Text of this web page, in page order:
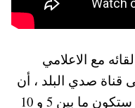
مع الاعلامي
صدي البلد ، أن
نسبة العلاوة في القطاع الخاص ستكون ما بين 5 و 10